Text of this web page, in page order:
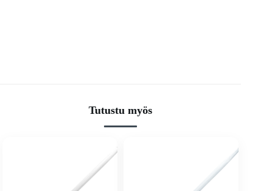
Tutustu myös